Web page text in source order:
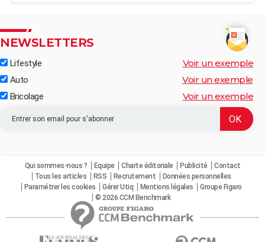
NEWSLETTERS
Lifestyle Voir un exemple
Auto Voir un exemple
Bricolage Voir un exemple
Qui sommes-nous ? Equipe Charte éditoriale Publicité
Contact
Tous les articles
RSS Recrutement
Données personnelles
Paramétrer les cookies
Gérer Utiq Mentions légales
Groupe Figaro
© 2026 CCM Benchmark